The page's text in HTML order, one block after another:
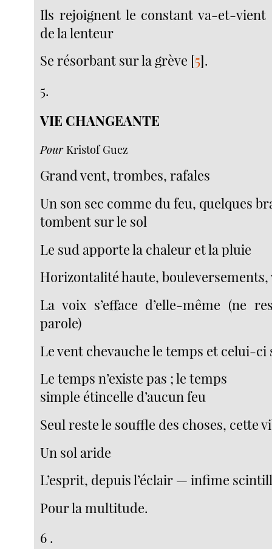
Ils rejoignent le constant va-et-vient
de la lenteur
Se résorbant sur la grève [5].
5.
VIE CHANGEANTE
PourKristof Guez
Grand vent, trombes, rafales
Un son sec comme du feu, quelques
tombent sur le sol
Le sud apporte la chaleur et la pluie
Horizontalité haute, bouleversements,
La voix s’efface d’elle-même (ne
parole)
Le vent chevauche le temps et celui-ci
Le temps n’existe pas ; le temps
simple étincelle d’aucun feu
Seul reste le souffle des choses, cette
Un sol aride
L’esprit, depuis l’éclair — infime
Pour la multitude.
6 .